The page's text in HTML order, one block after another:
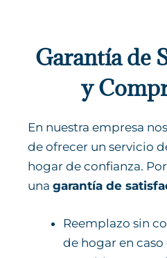
Garantía de
y
En nuestra empresa
de ofrecer un servicio
hogar de confianza.
una garantía de
Reemplazo sin
de hogar en